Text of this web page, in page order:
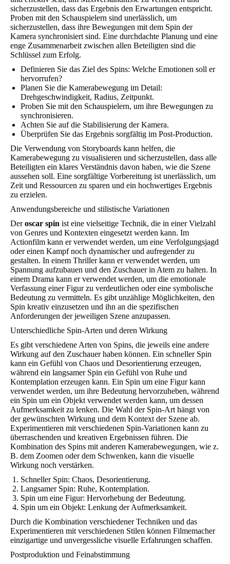
sicherzustellen, dass das Ergebnis den Erwartungen entspricht.
Proben mit den Schauspielern sind unerlässlich, um
sicherzustellen, dass ihre Bewegungen mit dem Spin der
Kamera synchronisiert sind. Eine durchdachte Planung und eine
enge Zusammenarbeit zwischen allen Beteiligten sind die
Schlüssel zum Erfolg.
Definieren Sie das Ziel des Spins: Welche Emotionen soll er
hervorrufen?
Planen Sie die Kamerabewegung im Detail:
Drehgeschwindigkeit, Radius, Zeitpunkt.
Proben Sie mit den Schauspielern, um ihre Bewegungen zu
synchronisieren.
Achten Sie auf die Stabilisierung der Kamera.
Überprüfen Sie das Ergebnis sorgfältig im Post-Production.
Die Verwendung von Storyboards kann helfen, die
Kamerabewegung zu visualisieren und sicherzustellen, dass alle
Beteiligten ein klares Verständnis davon haben, wie die Szene
aussehen soll. Eine sorgfältige Vorbereitung ist unerlässlich, um
Zeit und Ressourcen zu sparen und ein hochwertiges Ergebnis
zu erzielen.
Anwendungsbereiche und stilistische Variationen
Deroscar spin ist eine vielseitige Technik, die in einer Vielzahl
von Genres und Kontexten eingesetzt werden kann. Im
Actionfilm kann er verwendet werden, um eine Verfolgungsjagd
oder einen Kampf noch dynamischer und aufregender zu
gestalten. In einem Thriller kann er verwendet werden, um
Spannung aufzubauen und den Zuschauer in Atem zu halten. In
einem Drama kann er verwendet werden, um die emotionale
Verfassung einer Figur zu verdeutlichen oder eine symbolische
Bedeutung zu vermitteln. Es gibt unzählige Möglichkeiten, den
Spin kreativ einzusetzen und ihn an die spezifischen
Anforderungen der jeweiligen Szene anzupassen.
Unterschiedliche Spin-Arten und deren Wirkung
Es gibt verschiedene Arten von Spins, die jeweils eine andere
Wirkung auf den Zuschauer haben können. Ein schneller Spin
kann ein Gefühl von Chaos und Desorientierung erzeugen,
während ein langsamer Spin ein Gefühl von Ruhe und
Kontemplation erzeugen kann. Ein Spin um eine Figur kann
verwendet werden, um ihre Bedeutung hervorzuheben, während
ein Spin um ein Objekt verwendet werden kann, um dessen
Aufmerksamkeit zu lenken. Die Wahl der Spin-Art hängt von
der gewünschten Wirkung und dem Kontext der Szene ab.
Experimentieren mit verschiedenen Spin-Variationen kann zu
überraschenden und kreativen Ergebnissen führen. Die
Kombination des Spins mit anderen Kamerabewegungen, wie z.
B. dem Zoomen oder dem Schwenken, kann die visuelle
Wirkung noch verstärken.
Schneller Spin: Chaos, Desorientierung.
Langsamer Spin: Ruhe, Kontemplation.
Spin um eine Figur: Hervorhebung der Bedeutung.
Spin um ein Objekt: Lenkung der Aufmerksamkeit.
Durch die Kombination verschiedener Techniken und das
Experimentieren mit verschiedenen Stilen können Filmemacher
einzigartige und unvergessliche visuelle Erfahrungen schaffen.
Postproduktion und Feinabstimmung